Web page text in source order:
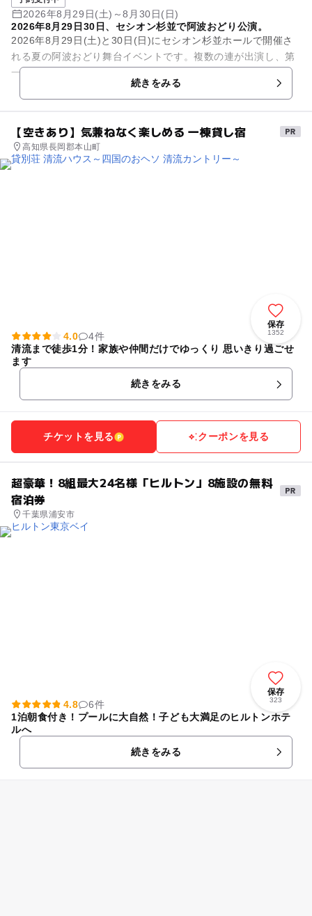
2026年8月29日(土)～8月30日(日)
2026年8月29日30日、セシオン杉並で阿波おどり公演。
2026年8月29日(土)と30日(日)にセシオン杉並ホールで開催さ
れる夏の阿波おどり舞台イベントです。複数の連が出演し、第
一部は11:30から、第二部は14:00からの開催です。
続きをみる
【空きあり】気兼ねなく楽しめる 一棟貸し宿
高知県長岡郡本山町
保存
1352
4.0
4件
清流まで徒歩1分！家族や仲間だけでゆっくり 思いきり過ごせ
ます
続きをみる
チケットを見る クーポンを見る
超豪華！8組最大24名様「ヒルトン」8施設の無料
宿泊券
千葉県浦安市
保存
323
4.8
6件
1泊朝食付き！プールに大自然！子ども大満足のヒルトンホテ
ルへ
続きをみる